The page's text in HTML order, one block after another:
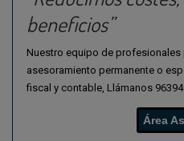
beneficios”
Nuestro equipo de profesionales
asesoramiento permanente o
fiscal y contable, Llámanos
Área